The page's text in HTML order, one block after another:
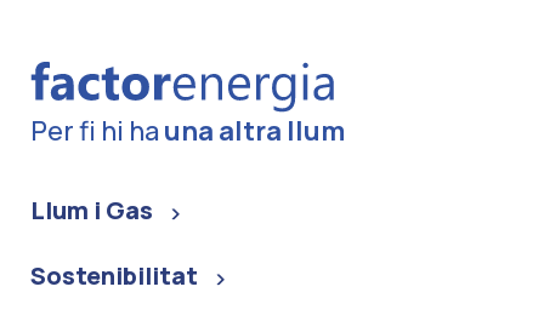
Per fi hi ha una altra llum
Llum i Gas
Sostenibilitat